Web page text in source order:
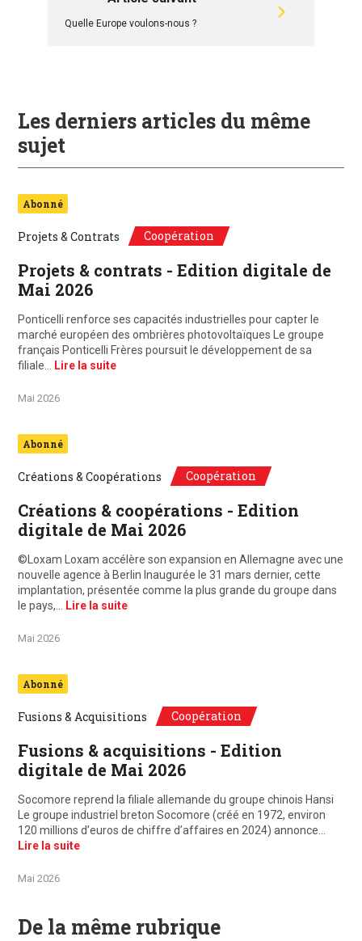
Quelle Europe voulons-nous ?
Les derniers articles du même
sujet
Abonné
Projets & Contrats Coopération
Projets & contrats - Edition digitale de
Mai 2026
Ponticelli renforce ses capacités industrielles pour capter le
marché européen des ombrières photovoltaïques Le groupe
français Ponticelli Frères poursuit le développement de sa
filiale…
Lire la suite
Mai 2026
Abonné
Créations & Coopérations Coopération
Créations & coopérations - Edition
digitale de Mai 2026
©Loxam Loxam accélère son expansion en Allemagne avec une
nouvelle agence à Berlin Inaugurée le 31 mars dernier, cette
implantation, présentée comme la plus grande du groupe dans
le pays,…
Lire la suite
Mai 2026
Abonné
Fusions & Acquisitions Coopération
Fusions & acquisitions - Edition
digitale de Mai 2026
Socomore reprend la filiale allemande du groupe chinois Hansi
Le groupe industriel breton Socomore (créé en 1972, environ
120 millions d’euros de chiffre d’affaires en 2024) annonce…
Lire la suite
Mai 2026
De la même rubrique